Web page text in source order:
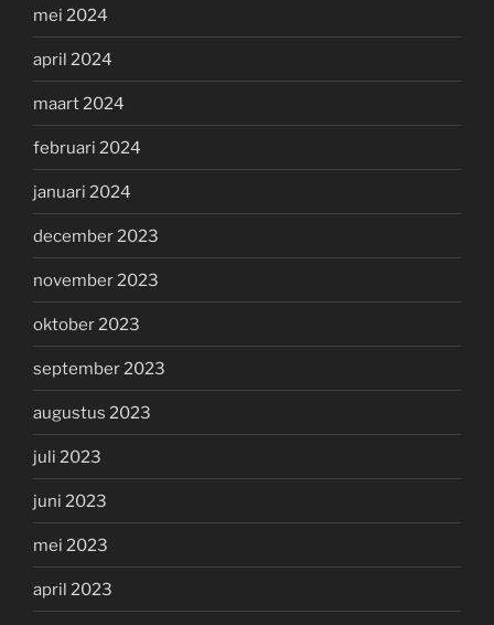
mei 2024
april 2024
maart 2024
februari 2024
januari 2024
december 2023
november 2023
oktober 2023
september 2023
augustus 2023
juli 2023
juni 2023
mei 2023
april 2023